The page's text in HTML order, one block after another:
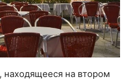
находящееся на втором